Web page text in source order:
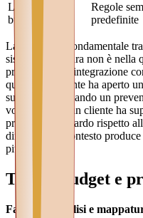
Logica di
business
Regole
predefinite
La differenza fondamentale
sistema su misura non è nella
profondità dell'integrazione
quando un cliente ha aperto
su misura sa quando un
volta, quando un cliente ha
progetto è in ritardo rispetto
differenza di contesto
più rilevanti.
Tempi, budget e
Fase 1 — Analisi e